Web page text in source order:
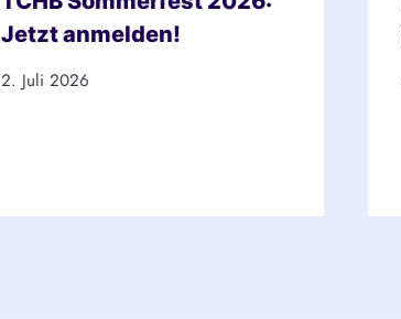
Jetzt anmelden!
2. Juli 2026